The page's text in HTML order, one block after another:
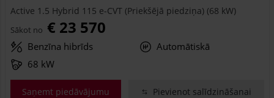
Active 1.5 Hybrid 115 e-CVT (Priekšējā piedziņa) (68 kW)
Sākot no € 23 570
Benzīna hibrīds
Automātiskā
68 kW
Saņemt piedāvājumu Pievienot salīdzināšanai